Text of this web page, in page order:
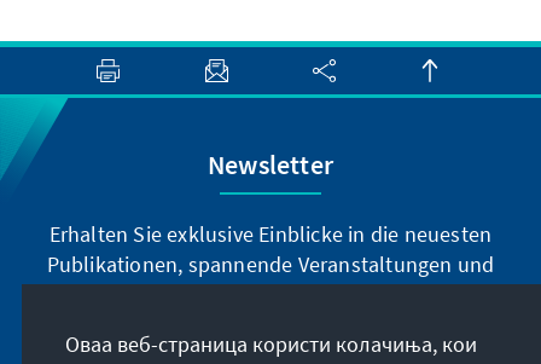
Newsletter
Erhalten Sie exklusive Einblicke in die neuesten
Publikationen, spannende Veranstaltungen und
Projekte direkt von unserer Vorsitzenden
jetzt unseren Newsletter und bleiben Sie immer
Оваа веб-страница користи колачиња, кои